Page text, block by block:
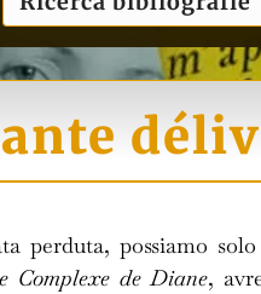
perduta, possiamo
Complexe de Diane,